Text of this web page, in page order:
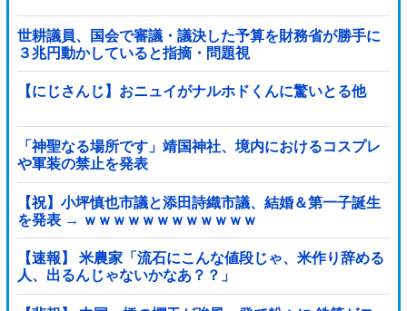
世耕議員、国会で審議・議決した予算を財務省が勝手に
３兆円動かしていると指摘・問題視
【にじさんじ】おニュイがナルホドくんに驚いとる他
「神聖なる場所です」靖国神社、境内におけるコスプレ
や軍装の禁止を発表
【祝】小坪慎也市議と添田詩織市議、結婚＆第一子誕生
を発表 → ｗｗｗｗｗｗｗｗｗｗｗｗ
【速報】 米農家「流石にこんな値段じゃ、米作り辞める
人、出るんじゃないかなあ？？」